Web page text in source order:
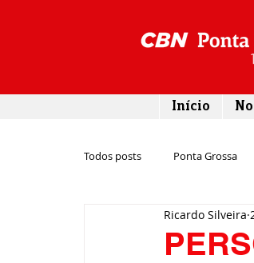
Início
Todos posts Ponta Grossa
Emprego
Ricardo Silveira